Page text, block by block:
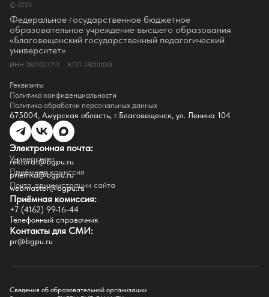
Ректор
Оценка качества образования
СМИ о нас
Истории успеха
Партнёры
Документы
Контакты
Сведения о доходах
Доступная среда
Инфраструктура
Противодествие коррупции
Противодействие терроризму
Целевой капитал
Часто задаваемые вопросы
Внутренний сайт
Факультеты
Естественно-географический факультет
Историко-филологический факультет
Факультет иностранных языков
Факультет педагогики и психологии
Факультет физической культуры и спорта
Подготовительное отделение для иностранных граждан
Поступление
© 2026
Федеральное государственное бюджетное
образовательное учреждение высшего образования
«Благовещенский государственный педагогический
университет»
ИНН 2801027713 · КПП 280101001
Реквизиты
Политика конфиденциальности
Политика обработки персональных данных
675004, Амурская область, г.Благовещенск, ул. Ленина 104
Электронная почта:
Университет
rektorat@bgpu.ru
Приёмная комиссия
priemka@bgpu.ru
Почта администрации сайта
webmaster@bgpu.ru
Приёмная комиссия:
+7 (4162) 99-16-44
Телефонный справочник
Контакты для СМИ:
pr@bgpu.ru
Сведения об образовательной организации